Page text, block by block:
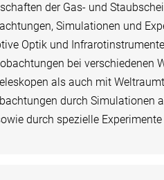
der Gas- und
Simulationen und
Optik und
bei verschiedenen
als auch mit
durch Simulationen
durch spezielle